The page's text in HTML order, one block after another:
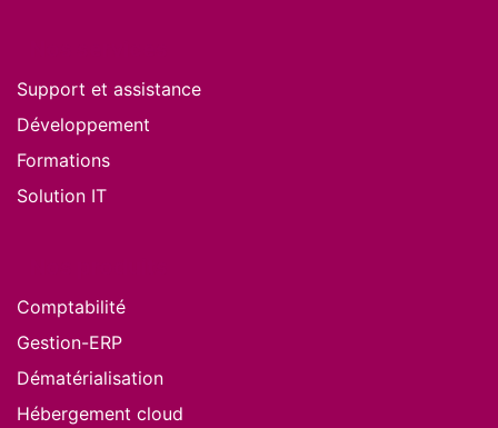
Support et assistance
Développement
Formations
Solution IT
Comptabilité
Gestion-ERP
Dématérialisation
Hébergement cloud